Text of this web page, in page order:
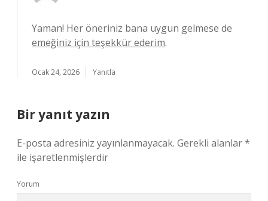
Yaman! Her öneriniz bana uygun gelmese de
emeğiniz için teşekkür ederim.
Ocak 24, 2026 Yanıtla
Bir yanıt yazın
E-posta adresiniz yayınlanmayacak. Gerekli alanlar*
ile işaretlenmişlerdir
Yorum